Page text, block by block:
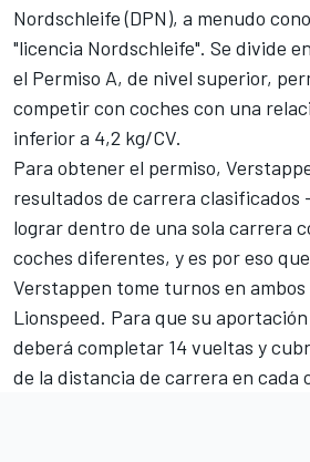
Nordschleife (DPN), a menudo
"licencia Nordschleife". Se divide
el Permiso A, de nivel superior,
competir con coches con una
inferior a 4,2 kg/CV.
Para obtener el permiso,
resultados de carrera clasificados
lograr dentro de una sola carrera
coches diferentes, y es por eso
Verstappen tome turnos en ambos
Lionspeed. Para que su
deberá completar 14 vueltas y
de la distancia de carrera en cada